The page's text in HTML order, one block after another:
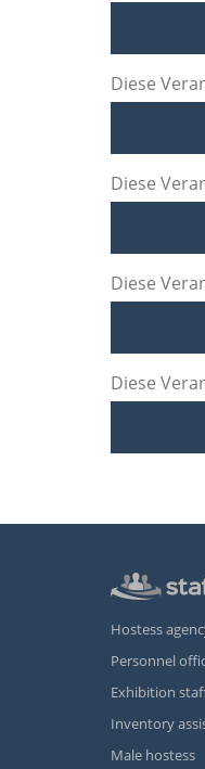
Diese
Diese
Diese
Diese
Hostess
Personnel
Exhibition
Inventory
Male hostess